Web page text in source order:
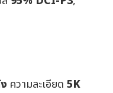
ความละเอียด 5K